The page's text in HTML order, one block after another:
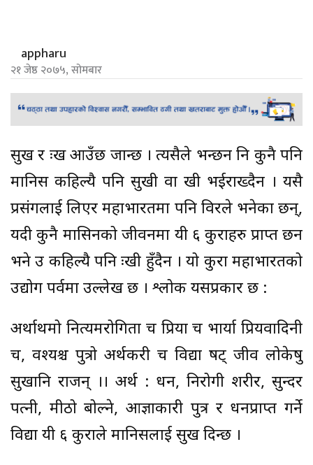
appharu
२१ जेष्ठ २०७५, सोमबार
सुख र दुःख आउँछ जान्छ । त्यसैले भन्छन नि कुनै पनि
मानिस कहिल्यै पनि सुखी वा दुखी भईराख्दैन । यसै
प्रसंगलाई लिएर महाभारतमा पनि विदुरले भनेका छन्,
यदी कुनै मासिनको जीवनमा यी ६ कुराहरु प्राप्त छन
भने उ कहिल्यै पनि दुःखी हुँदैन । यो कुरा महाभारतको
उद्योग पर्वमा उल्लेख छ । श्लोक यसप्रकार छ :
अर्थाथमो नित्यमरोगिता च प्रिया च भार्या प्रियवादिनी
च, वश्यश्च पुत्रो अर्थकरी च विद्या षट् जीव लोकेषु
सुखानि राजन् ।। अर्थ : धन, निरोगी शरीर, सुन्दर
पत्नी, मीठो बोल्ने, आज्ञाकारी पुत्र र धनप्राप्त गर्ने
विद्या यी ६ कुराले मानिसलाई सुख दिन्छ ।